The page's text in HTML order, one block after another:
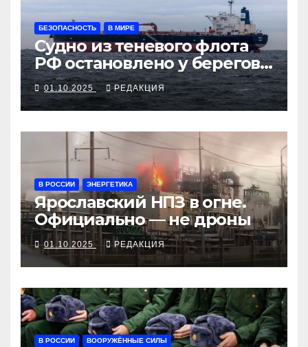
БЕЗОПАСНОСТЬ В МИРЕ
Судно из теневого флота
РФ остановлено у берегов
Франции
01.10.2025 РЕДАКЦИЯ
В РОССИИ ЭНЕРГЕТИКА
Ярославский НПЗ в огне.
Официально — не дроны
01.10.2025 РЕДАКЦИЯ
В РОССИИ ВООРУЖЁННЫЕ СИЛЫ